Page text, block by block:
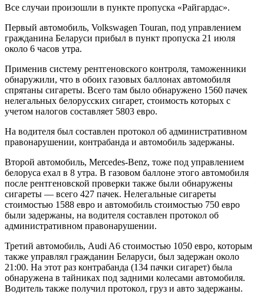
Все случаи произошли в пункте пропуска «Райгардас».
Первый автомобиль, Volkswagen Touran, под управлением
гражданина Беларуси прибыл в пункт пропуска 21 июля
около 6 часов утра.
Применив систему рентгеновского контроля, таможенники
обнаружили, что в обоих газовых баллонах автомобиля
спрятаны сигареты. Всего там было обнаружено 1560 пачек
нелегальных белорусских сигарет, стоимость которых с
учетом налогов составляет 5803 евро.
На водителя был составлен протокол об административном
правонарушении, контрабанда и автомобиль задержаны.
Второй автомобиль, Mercedes-Benz, тоже под управлением
белоруса ехал в 8 утра. В газовом баллоне этого автомобиля
после рентгеновской проверки также были обнаружены
сигареты — всего 427 пачек. Нелегальные сигареты
стоимостью 1588 евро и автомобиль стоимостью 750 евро
были задержаны, на водителя составлен протокол об
административном правонарушении.
Третий автомобиль, Audi A6 стоимостью 1050 евро, которым
также управлял гражданин Беларуси, был задержан около
21:00. На этот раз контрабанда (134 пачки сигарет) была
обнаружена в тайниках под задними колесами автомобиля.
Водитель также получил протокол, груз и авто задержаны.